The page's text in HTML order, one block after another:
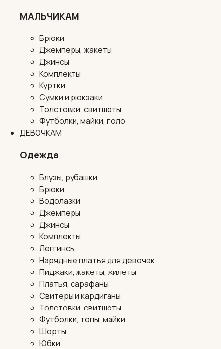
МАЛЬЧИКАМ
Брюки
Джемперы, жакеты
Джинсы
Комплекты
Куртки
Сумки и рюкзаки
Толстовки, свитшоты
Футболки, майки, поло
ДЕВОЧКАМ
Одежда
Блузы, рубашки
Брюки
Водолазки
Джемперы
Джинсы
Комплекты
Леггинсы
Нарядные платья для девочек
Пиджаки, жакеты, жилеты
Платья, сарафаны
Свитеры и кардиганы
Толстовки, свитшоты
Футболки, топы, майки
Шорты
Юбки